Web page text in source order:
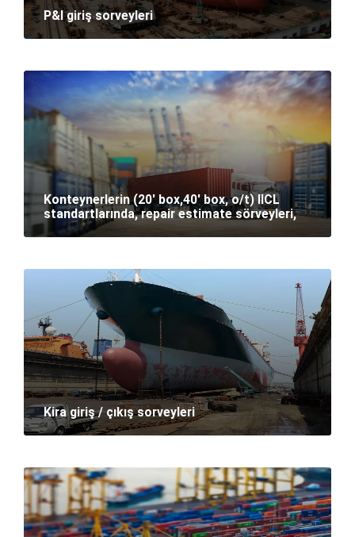
P&I giriş sorveyleri
Konteynerlerin (20′ box,40′ box, o/t) IICL
standartlarında, repair estimate sörveyleri,
Kira giriş / çıkış sorveyleri